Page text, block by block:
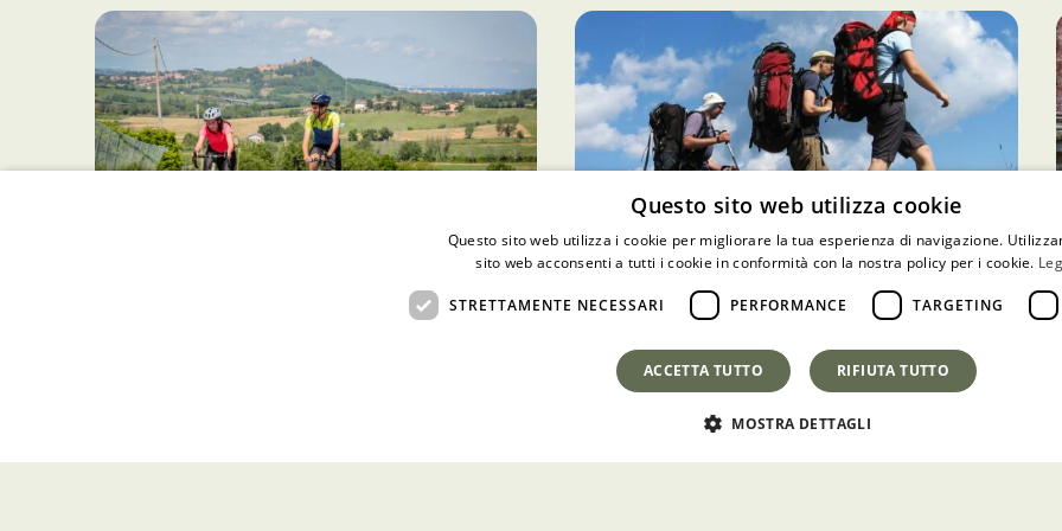
21 Novembre 2022
Trekking a Erice? Ecco le
migliori mete.
ESPLORA
Questo sito web utilizza cookie
Questo sito web utilizza i cookie per migliorare la tua esperienza di navigazione.
sito web acconsenti a tutti i cookie in conformità con la nostra policy per i cookie.
STRETTAMENTE NECESSARI PERFORMANCE TARGETING
ACCETTA TUTTO RIFIUTA TUTTO
MOSTRA DETTAGLI